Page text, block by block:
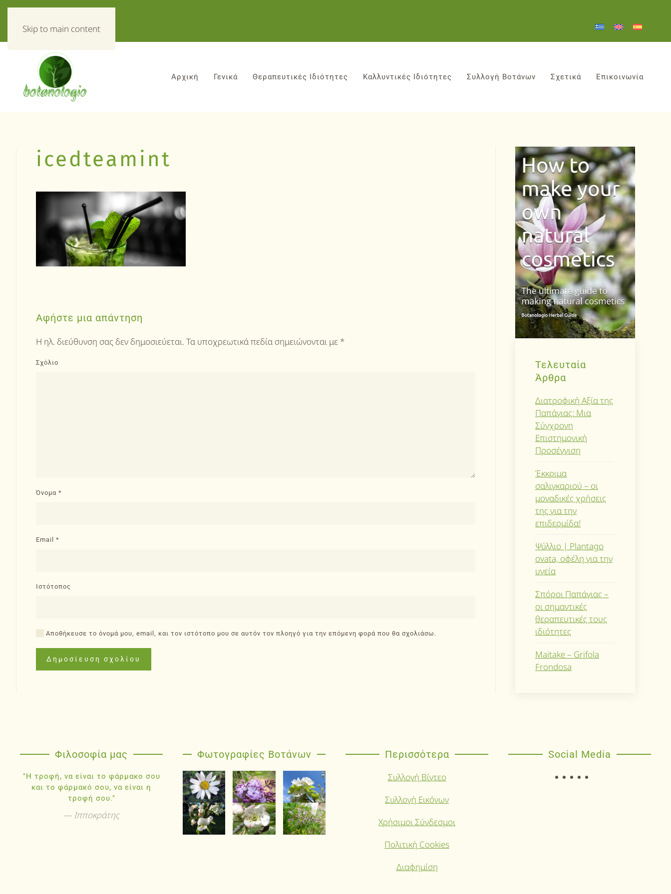
Skip to main content
Αρχική Γενικά Θεραπευτικές Ιδιότητες Καλλυντικές Ιδιότητες Συλλογή Βοτάνων Σχετικά Επικοινωνία
icedteamint
Αφήστε μια απάντηση
Η ηλ. διεύθυνση σας δεν δημοσιεύεται. Τα υποχρεωτικά πεδία σημειώνονται με *
Σχόλιο
Όνομα *
Email *
Ιστότοπος
Αποθήκευσε το όνομά μου, email, και τον ιστότοπο μου σε αυτόν τον πλοηγό για την επόμενη φορά που θα σχολιάσω.
Δημοσίευση σχολίου
Τελευταία
Άρθρα
Διατροφική Αξία της
Παπάγιας: Μια
Σύγχρονη
Επιστημονική
Προσέγγιση
Έκκριμα
σαλιγκαριού – οι
μοναδικές χρήσεις
της για την
επιδερμίδα!
Ψύλλιο | Plantago
ovata, οφέλη για την
υγεία
Σπόροι Παπάγιας –
οι σημαντικές
θεραπευτικές τους
ιδιότητες
Maitake – Grifola
Frondosa
Φιλοσοφία μας
"Η τροφή, να είναι το φάρμακο σου
και το φάρμακό σου, να είναι η
τροφή σου."
Ιπποκράτης
Φωτογραφίες Βοτάνων Περισσότερα
Συλλογή Βίντεο
Συλλογή Εικόνων
Χρήσιμοι Σύνδεσμοι
Πολιτική Cookies
Διαφημίση
Social Media